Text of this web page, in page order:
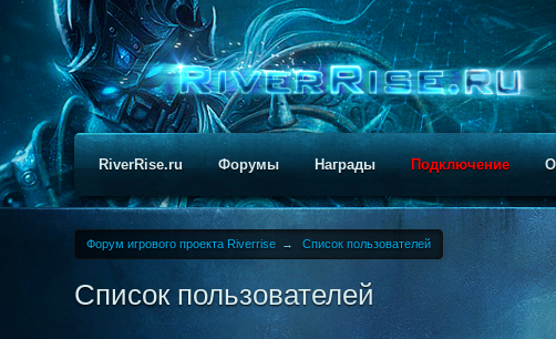
RiverRise.ru Форумы Награды Подключение
Форум игрового проекта Riverrise → Список пользователей
Список пользователей